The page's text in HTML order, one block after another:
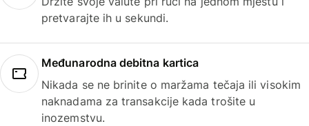
pretvarajte ih u sekundi.
Međunarodna debitna kartica
Nikada se ne brinite o maržama tečaja ili visokim
naknadama za transakcije kada trošite u
inozemstvu.